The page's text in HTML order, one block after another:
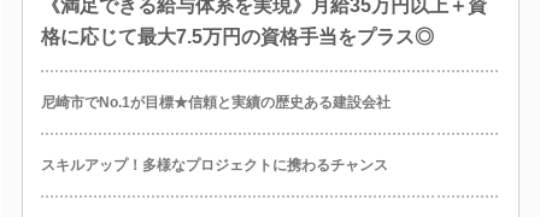
《満足できる給与体系を実現》月給35万円以上＋資
格に応じて最大7.5万円の資格手当をプラス◎
尼崎市でNo.1が目標★信頼と実績の歴史ある建設会社
スキルアップ！多様なプロジェクトに携わるチャンス